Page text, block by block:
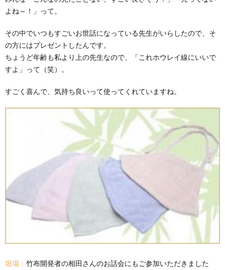
よね～！」って。
その中でいつもすごいお世話になっている先生がいらしたので、そ
の方にはプレゼントしたんです。
ちょうど年齢も私より上の先生なので、「これホウレイ線にいいで
すよ」って（笑）。
すごく喜んで、気持ち良いって使ってくれていますね。
堀場： 竹布開発者の相田さんのお話会にもご参加いただきました